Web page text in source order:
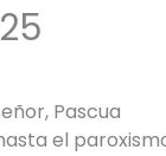
Pascua
el